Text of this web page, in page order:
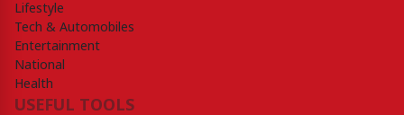
Lifestyle
Tech & Automobiles
Entertainment
National
Health
USEFUL TOOLS